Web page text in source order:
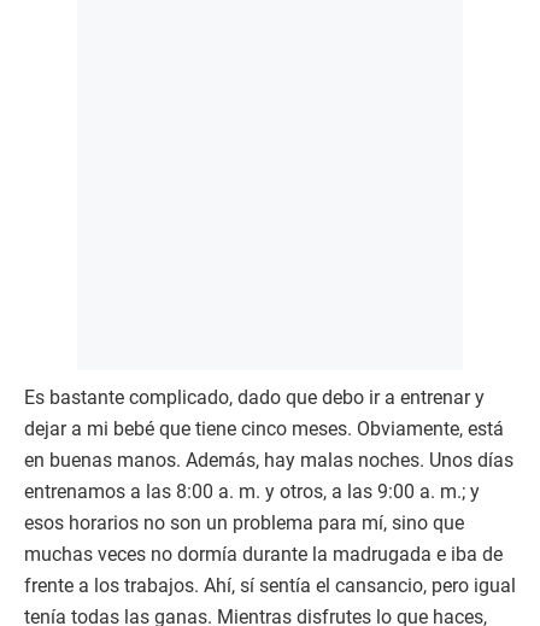
Es bastante complicado, dado que debo ir a entrenar y
dejar a mi bebé que tiene cinco meses. Obviamente, está
en buenas manos. Además, hay malas noches. Unos días
entrenamos a las 8:00 a. m. y otros, a las 9:00 a. m.; y
esos horarios no son un problema para mí, sino que
muchas veces no dormía durante la madrugada e iba de
frente a los trabajos. Ahí, sí sentía el cansancio, pero igual
tenía todas las ganas. Mientras disfrutes lo que haces,